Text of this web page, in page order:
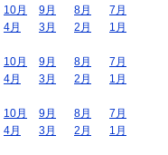
10月 9月 8月
7月
4月 3月 2月
1月
10月 9月 8月
7月
4月 3月 2月
1月
10月 9月 8月
7月
4月 3月 2月
1月